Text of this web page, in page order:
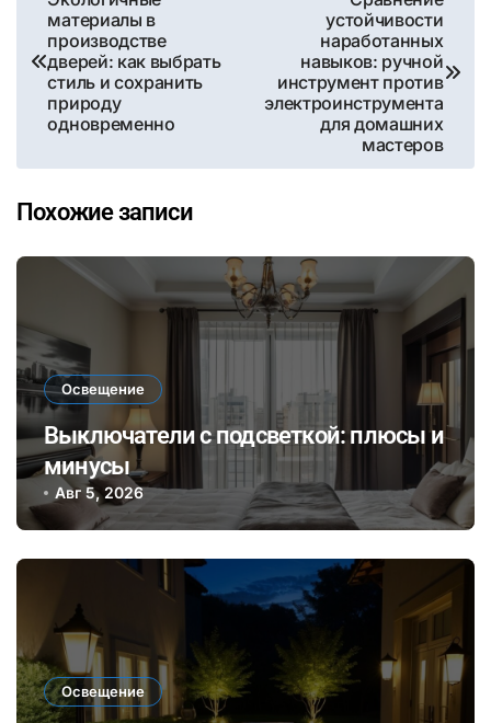
записям
материалы в
производстве
дверей: как выбрать
стиль и сохранить
природу
одновременно
устойчивости
наработанных
навыков: ручной
инструмент против
электроинструмента
для домашних
мастеров
Похожие записи
Освещение
Выключатели с подсветкой: плюсы и
минусы
Авг 5, 2026
Освещение